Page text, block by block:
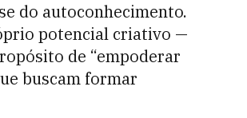
do autoconhecimento.
potencial criativo —
de “empoderar
buscam formar